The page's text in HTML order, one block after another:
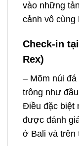
vào những
cảnh vô cùng
Check-in
Rex)
– Mõm núi
trông như
Điều đặc biệt
được đánh
ở Bali và trên